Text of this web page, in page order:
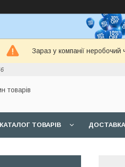
Зараз у компанії
товарів
КАТАЛОГ ТОВАРІВ